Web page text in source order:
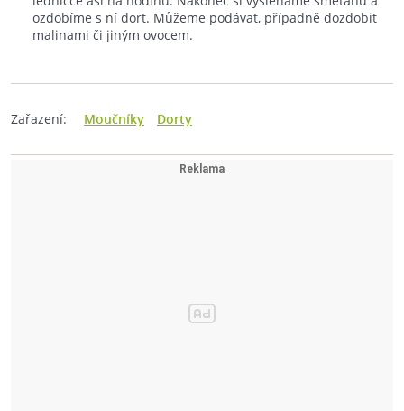
ozdobíme s ní dort. Můžeme podávat, případně dozdobit
malinami či jiným ovocem.
Zařazení: Moučníky Dorty